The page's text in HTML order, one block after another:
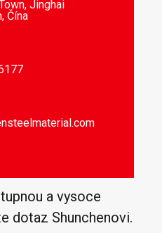
Jinghai
Čína
a vysoce
dotaz Shunchenovi.